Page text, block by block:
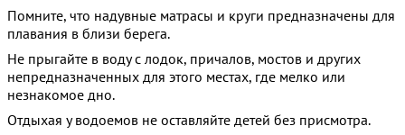
Помните, что надувные матрасы и круги предназначены для
плавания в близи берега.
Не прыгайте в воду с лодок, причалов, мостов и других
непредназначенных для этого местах, где мелко или
незнакомое дно.
Отдыхая у водоемов не оставляйте детей без присмотра.